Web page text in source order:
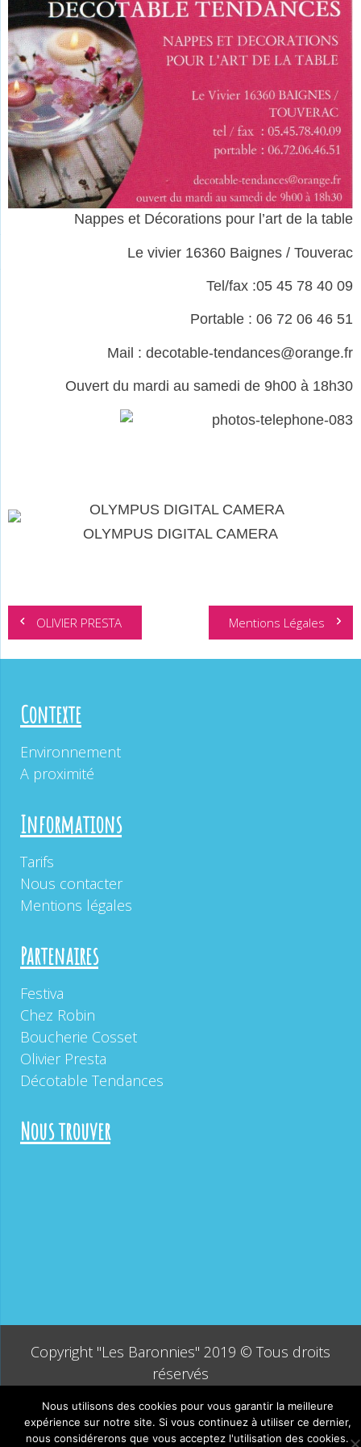
Nappes et Décorations pour l’art de la table
Le vivier 16360 Baignes / Touverac
Tel/fax :05 45 78 40 09
Portable : 06 72 06 46 51
Mail : decotable-tendances@orange.fr
Ouvert du mardi au samedi de 9h00 à 18h30
OLYMPUS DIGITAL CAMERA
Navigation
de
l’article
OLIVIER PRESTA Mentions Légales
Contexte
Environnement
A proximité
Informations
Tarifs
Nous contacter
Mentions légales
Partenaires
Festiva
Chez Robin
Boucherie Cosset
Olivier Presta
Décotable Tendances
Nous trouver
Copyright "Les Baronnies" 2019 © Tous droits
réservés
Nous utilisons des cookies pour vous garantir la meilleure
expérience sur notre site. Si vous continuez à utiliser ce dernier,
nous considérerons que vous acceptez l'utilisation des cookies.